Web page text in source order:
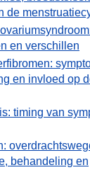
de
en verschillen
en invloed op
timing van
behandeling en